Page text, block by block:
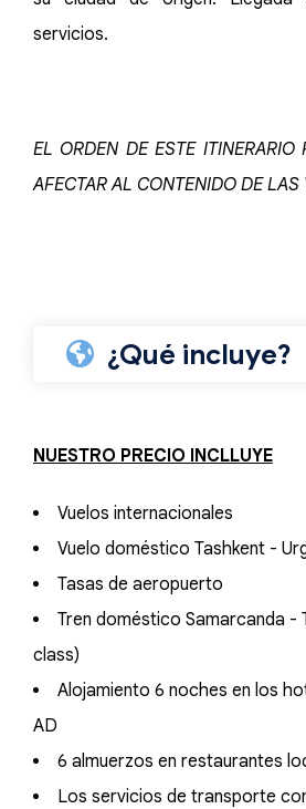
servicios.
EL ORDEN DE ESTE ITINERARIO
AFECTAR AL CONTENIDO DE LAS
¿Qué incluye?
NUESTRO PRECIO INCLLUYE
Vuelos internacionales
Vuelo doméstico Tashkent -
Tasas de aeropuerto
Tren doméstico Samarcanda -
class)
Alojamiento 6 noches en los
AD
6 almuerzos en restaurantes
Los servicios de transporte